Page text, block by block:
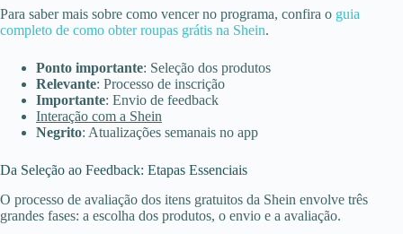
Para saber mais sobre como vencer no programa, confira o guia
completo de como obter roupas grátis na Shein.
Ponto importante: Seleção dos produtos
Relevante: Processo de inscrição
Importante: Envio de feedback
Interação com a Shein
Negrito: Atualizações semanais no app
Da Seleção ao Feedback: Etapas Essenciais
O processo de avaliação dos itens gratuitos da Shein envolve três
grandes fases: a escolha dos produtos, o envio e a avaliação.